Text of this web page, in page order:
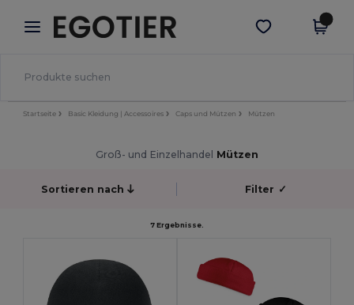
× Egotier App
Bessere Preise in der App!
App holen
Startseite Basic Kleidung | Accessoires Caps und Mützen Mützen
Groß- und Einzelhandel Mützen
Sortieren nach Filter ✓
7 Ergebnisse.